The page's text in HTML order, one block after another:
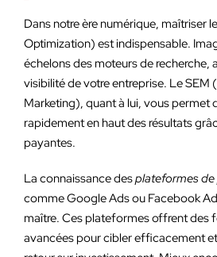
Dans notre ère numérique, maîtriser le
Optimization) est indispensable.
échelons des moteurs de recherche,
visibilité de votre entreprise. Le SEM
Marketing), quant à lui, vous permet
rapidement en haut des résultats
payantes.
La connaissance desplateformes
comme Google Ads ou Facebook
maître. Ces plateformes offrent des
avancées pour cibler efficacement